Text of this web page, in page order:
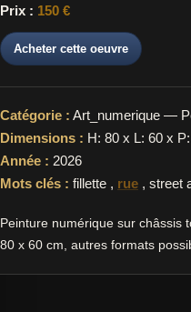
Prix : 150 €
Acheter cette oeuvre
Catégorie : Art_numerique —
Dimensions : H: 80 x L: 60 x
Année : 2026
Mots clés : fillette , rue , street
Peinture numérique sur châssis
80 x 60 cm, autres formats